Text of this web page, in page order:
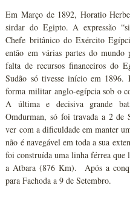
Em Março de 1892, Horatio
sirdar do Egipto. A expressão
Chefe britânico do Exército
então em várias partes do mundo
falta de recursos financeiros do
Sudão só tivesse início em 1896.
forma militar anglo-egípcia sob o
A última e decisiva grande
Omdurman, só foi travada a 2 de
ver com a dificuldade em manter
não é navegável em toda a sua
foi construída uma linha férrea
a Atbara (876 Km). Após a
para Fachoda a 9 de Setembro.